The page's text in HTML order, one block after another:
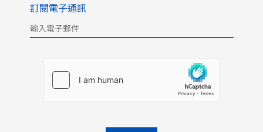
訂閱電子通訊